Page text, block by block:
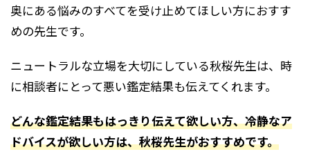
奥にある悩みのすべてを受け止めてほしい方におすす
めの先生です。
ニュートラルな立場を大切にしている秋桜先生は、時
に相談者にとって悪い鑑定結果も伝えてくれます。
どんな鑑定結果もはっきり伝えて欲しい方、冷静なア
ドバイスが欲しい方は、秋桜先生がおすすめです。